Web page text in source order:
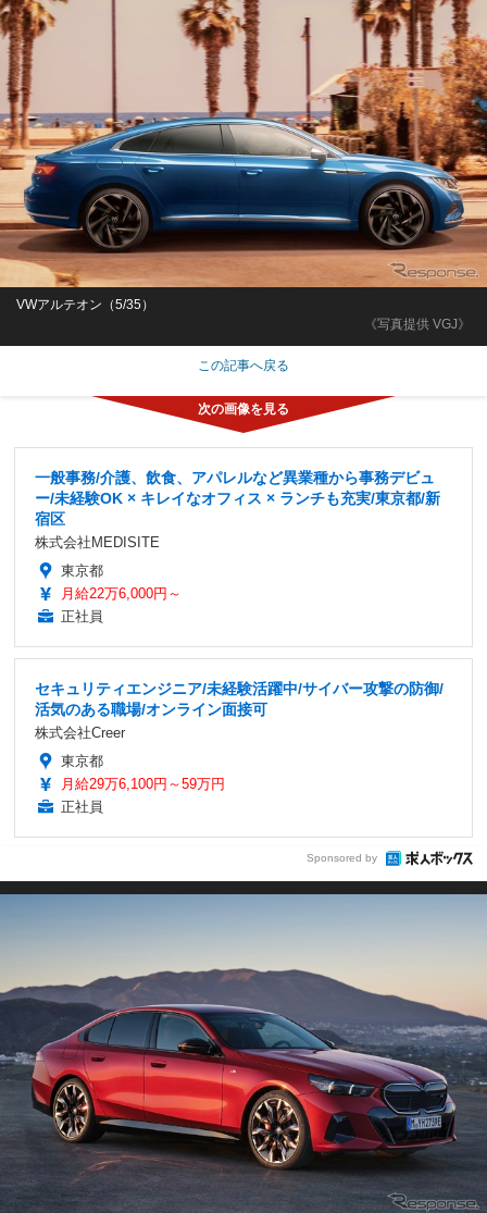
《写真提供 VGJ》
VWアルテオン（5/35）
この記事へ戻る
一般事務/介護、飲食、アパレルなど異業種から事務デビュ
ー/未経験OK × キレイなオフィス × ランチも充実/東京都/新
宿区
株式会社MEDISITE
東京都
月給22万6,000円～
正社員
セキュリティエンジニア/未経験活躍中/サイバー攻撃の防御/
活気のある職場/オンライン面接可
株式会社Creer
東京都
月給29万6,100円～59万円
正社員
Sponsored by